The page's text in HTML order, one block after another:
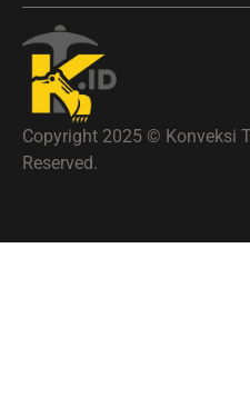
Copyright 2025 © Konveksi
Reserved.